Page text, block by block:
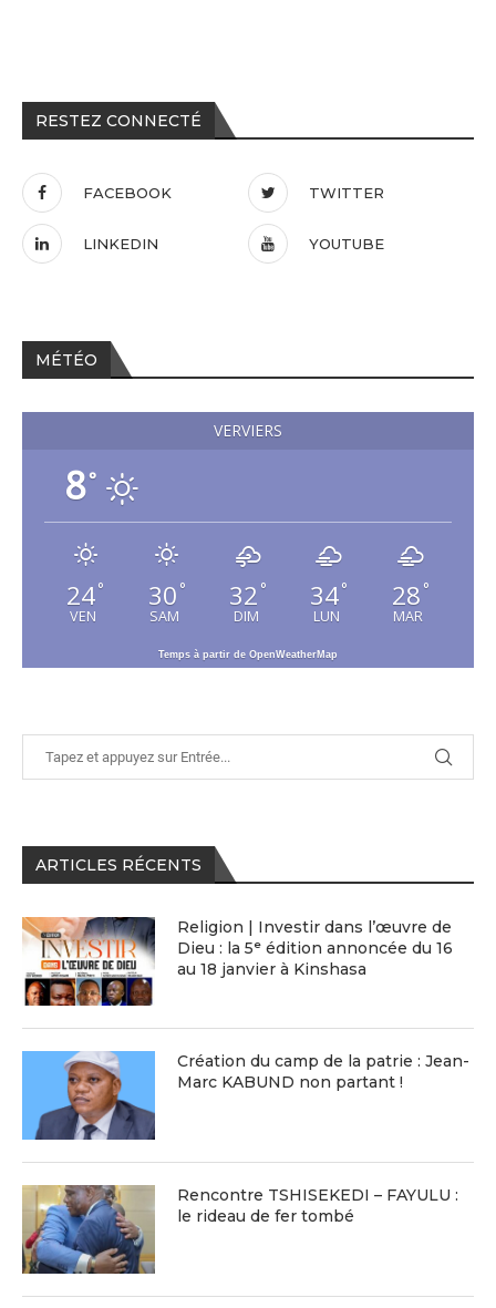
RESTEZ CONNECTÉ
FACEBOOK TWITTER
LINKEDIN YOUTUBE
MÉTÉO
VERVIERS
8°
24°
VEN
30 °
SAM
32 °
DIM
34°
LUN
28 °
MAR
Temps à partir de OpenWeatherMap
ARTICLES RÉCENTS
Religion | Investir dans l’œuvre de
Dieu : la 5ᵉ édition annoncée du 16
au 18 janvier à Kinshasa
Création du camp de la patrie : Jean-
Marc KABUND non partant !
Rencontre TSHISEKEDI – FAYULU :
le rideau de fer tombé